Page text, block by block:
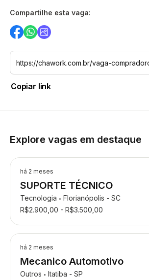
Compartilhe esta vaga:
Copiar link
Explore vagas em destaque
há 2 meses
SUPORTE TÉCNICO
Tecnologia • Florianópolis - SC
R$2.900,00 - R$3.500,00
há 2 meses
Mecanico Automotivo
Outros • Itatiba - SP